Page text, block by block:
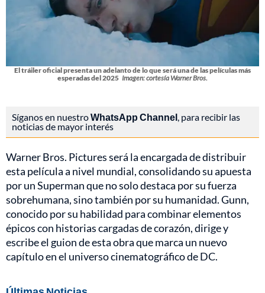
El tráiler oficial presenta un adelanto de lo que será una de las películas más
esperadas del 2025 Imagen: cortesía Warner Bros.
Síganos en nuestroWhatsApp Channel, para recibir las
noticias de mayor interés
Warner Bros. Pictures será la encargada de distribuir
esta película a nivel mundial, consolidando su apuesta
por un Superman que no solo destaca por su fuerza
sobrehumana, sino también por su humanidad. Gunn,
conocido por su habilidad para combinar elementos
épicos con historias cargadas de corazón, dirige y
escribe el guion de esta obra que marca un nuevo
capítulo en el universo cinematográfico de DC.